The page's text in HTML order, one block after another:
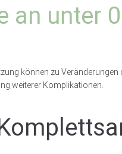
an unter
können zu
weiterer Komplikationen.